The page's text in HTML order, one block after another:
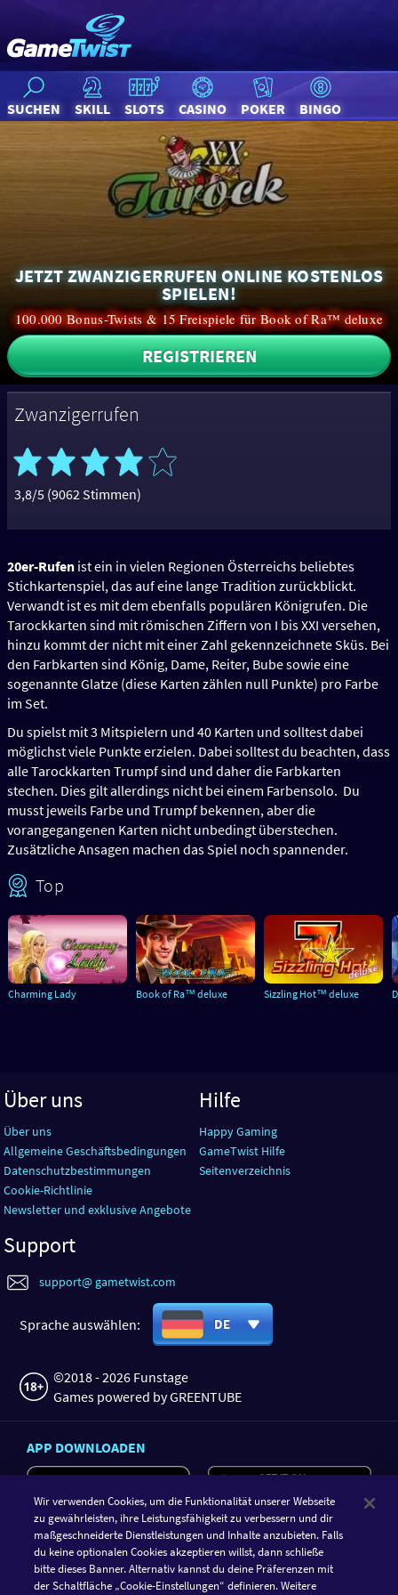
SUCHEN SKILL SLOTS CASINO POKER BINGO
JETZT ZWANZIGERRUFEN ONLINE KOSTENLOS
SPIELEN!
100.000 Bonus-Twists & 15 Freispiele für Book of Ra™ deluxe
REGISTRIEREN
Zwanzigerrufen
3,8/5 (9062 Stimmen)
20er-Rufen ist ein in vielen Regionen Österreichs beliebtes
Stichkartenspiel, das auf eine lange Tradition zurückblickt.
Verwandt ist es mit dem ebenfalls populären Königrufen. Die
Tarockkarten sind mit römischen Ziffern von I bis XXI versehen,
hinzu kommt der nicht mit einer Zahl gekennzeichnete Sküs. Bei
den Farbkarten sind König, Dame, Reiter, Bube sowie eine
sogenannte Glatze (diese Karten zählen null Punkte) pro Farbe
im Set.
Du spielst mit 3 Mitspielern und 40 Karten und solltest dabei
möglichst viele Punkte erzielen. Dabei solltest du beachten, dass
alle Tarockkarten Trumpf sind und daher die Farbkarten
stechen. Dies gilt allerdings nicht bei einem Farbensolo. Du
musst jeweils Farbe und Trumpf bekennen, aber die
vorangegangenen Karten nicht unbedingt überstechen.
Zusätzliche Ansagen machen das Spiel noch spannender.
Top
Charming Lady Book of Ra™ deluxe Sizzling Hot™ deluxe
Über uns
Über uns
Allgemeine Geschäftsbedingungen
Datenschutzbestimmungen
Cookie-Richtlinie
Newsletter und exklusive Angebote
Hilfe
Happy Gaming
GameTwist Hilfe
Seitenverzeichnis
Support
support@ gametwist.com
Sprache auswählen: DE
©2018 - 2026 Funstage
Games powered by GREENTUBE
APP DOWNLOADEN
Wir verwenden Cookies, um die Funktionalität unserer Webseite
zu gewährleisten, ihre Leistungsfähigkeit zu verbessern und dir
maßgeschneiderte Dienstleistungen und Inhalte anzubieten. Falls
du keine optionalen Cookies akzeptieren willst, dann schließe
bitte dieses Banner. Alternativ kannst du deine Präferenzen mit
der Schaltfläche „Cookie-Einstellungen“ definieren. Weitere